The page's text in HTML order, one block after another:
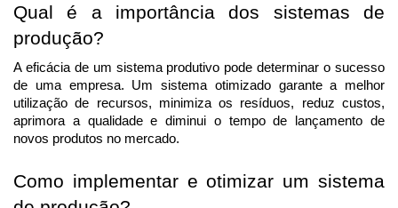
Qual é a importância dos sistemas de
produção?
A eficácia de um sistema produtivo pode determinar o sucesso
de uma empresa. Um sistema otimizado garante a melhor
utilização de recursos, minimiza os resíduos, reduz custos,
aprimora a qualidade e diminui o tempo de lançamento de
novos produtos no mercado.
Como implementar e otimizar um sistema